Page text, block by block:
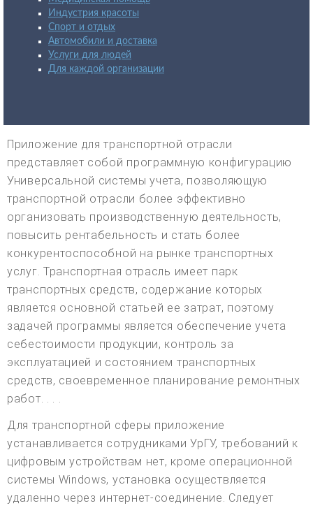
Индустрия красоты
Спорт и отдых
Автомобили и доставка
Услуги для людей
Для каждой организации
Приложение для транспортной отрасли
представляет собой программную конфигурацию
Универсальной системы учета, позволяющую
транспортной отрасли более эффективно
организовать производственную деятельность,
повысить рентабельность и стать более
конкурентоспособной на рынке транспортных
услуг. Транспортная отрасль имеет парк
транспортных средств, содержание которых
является основной статьей ее затрат, поэтому
задачей программы является обеспечение учета
себестоимости продукции, контроль за
эксплуатацией и состоянием транспортных
средств, своевременное планирование ремонтных
работ. . . .
Для транспортной сферы приложение
устанавливается сотрудниками УрГУ, требований к
цифровым устройствам нет, кроме операционной
системы Windows, установка осуществляется
удаленно через интернет-соединение. Следует